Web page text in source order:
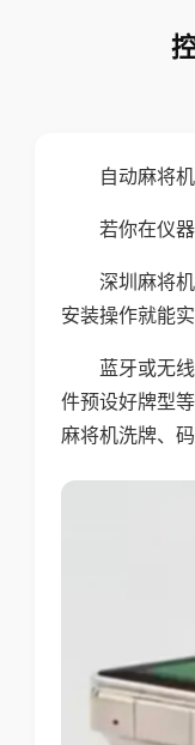
自动麻将
若你在仪
深圳麻将
安装操作就能
蓝牙或无
件预设好牌型
麻将机洗牌、